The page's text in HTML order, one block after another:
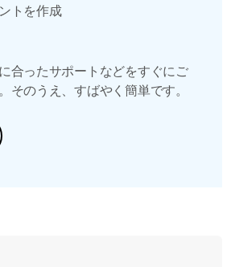
トを作成
合ったサポートなどをすぐにご
そのうえ、すばやく簡単です。